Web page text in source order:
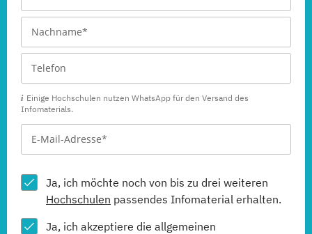
Einige Hochschulen nutzen WhatsApp für den Versand des
Infomaterials.
Ja, ich möchte noch von bis zu drei weiteren
Hochschulen passendes Infomaterial erhalten.
Ja, ich akzeptiere die allgemeinen